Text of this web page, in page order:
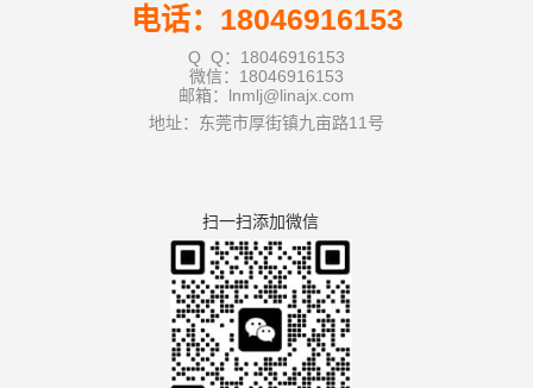
电话：18046916153
Q Q：18046916153
微信：18046916153
邮箱：lnmlj@linajx.com
地址：东莞市厚街镇九亩路11号
扫一扫添加微信